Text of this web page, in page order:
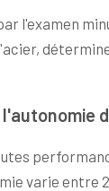
l'examen
varie entre